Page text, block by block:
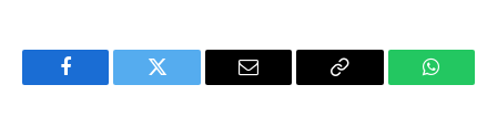
Facebook Twitter
E-
Copier